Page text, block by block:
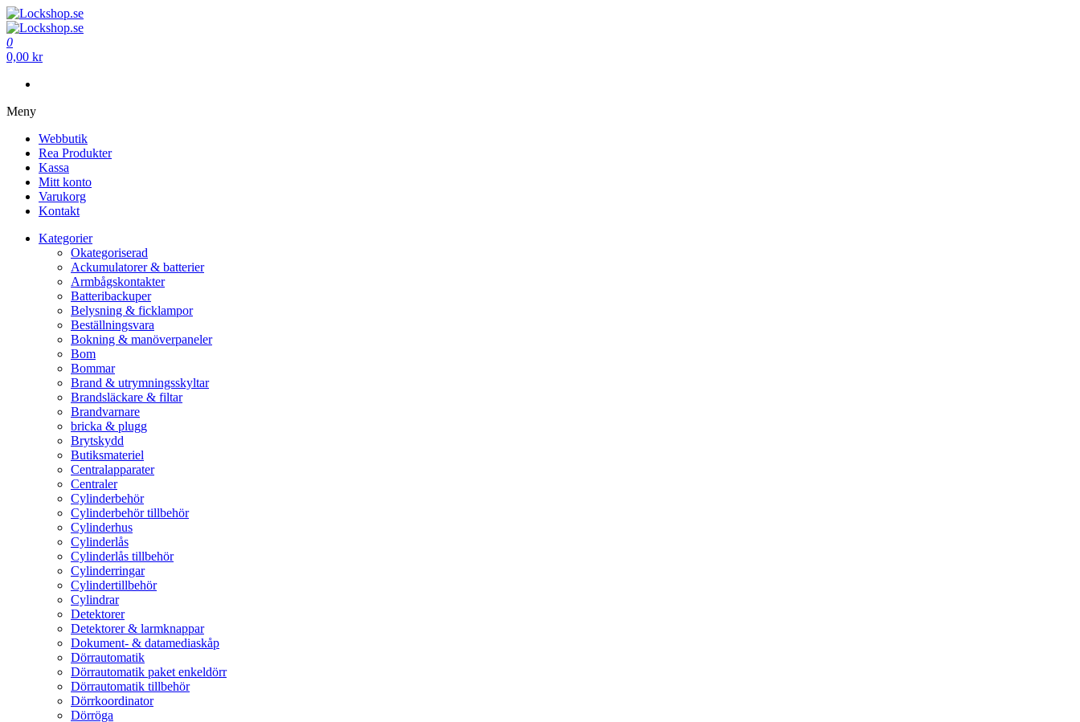
Hoppa
till
innehåll
Lockshop.se
Låsprodukter på nätet
Lockshop.se
Låsprodukter på nätet
0
0,00 kr
Meny
Webbutik
Rea Produkter
Kassa
Mitt konto
Varukorg
Kontakt
Kategorier
Okategoriserad
Ackumulatorer & batterier
Armbågskontakter
Batteribackuper
Belysning & ficklampor
Beställningsvara
Bokning & manöverpaneler
Bom
Bommar
Brand & utrymningsskyltar
Brandsläckare & filtar
Brandvarnare
bricka & plugg
Brytskydd
Butiksmateriel
Centralapparater
Centraler
Cylinderbehör
Cylinderbehör tillbehör
Cylinderhus
Cylinderlås
Cylinderlås tillbehör
Cylinderringar
Cylindertillbehör
Cylindrar
Detektorer
Detektorer & larmknappar
Dokument- & datamediaskåp
Dörrautomatik
Dörrautomatik paket enkeldörr
Dörrautomatik tillbehör
Dörrkoordinator
Dörröga